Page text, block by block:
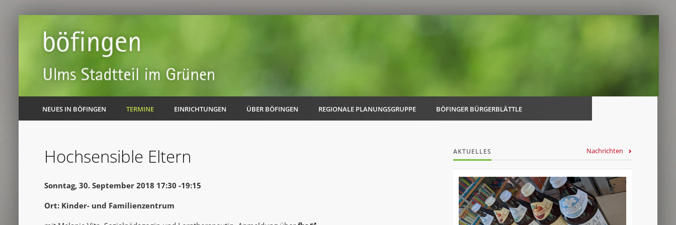
NEUES IN BÖFINGEN TERMINE EINRICHTUNGEN ÜBER BÖFINGEN REGIONALE PLANUNGSGRUPPE BÖFINGER BÜRGERBLÄTTLE
Hochsensible Eltern
Sonntag, 30. September 2018 17:30 -19:15
Ort: Kinder- und Familienzentrum
AKTUELLES Nachrichten